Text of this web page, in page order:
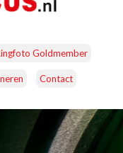
Goldmember
Contact